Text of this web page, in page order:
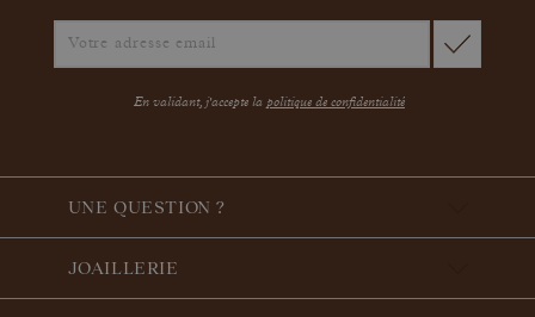
En validant, j'accepte la politique de confidentialité
UNE QUESTION ?
JOAILLERIE